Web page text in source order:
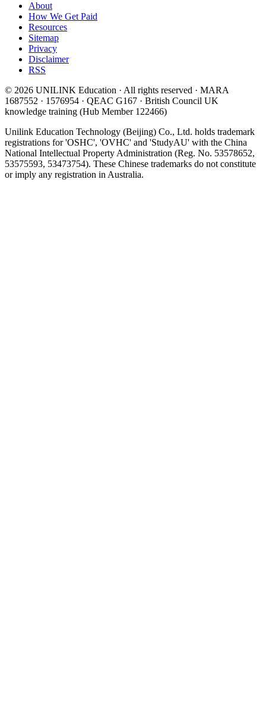
About
How We Get Paid
Resources
Sitemap
Privacy
Disclaimer
RSS
© 2026 UNILINK Education · All rights reserved · MARA
1687552 · 1576954 · QEAC G167 · British Council UK
knowledge training (Hub Member 122466)
Unilink Education Technology (Beijing) Co., Ltd. holds trademark
registrations for 'OSHC', 'OVHC' and 'StudyAU' with the China
National Intellectual Property Administration (Reg. No. 53578652,
53575593, 53473754). These Chinese trademarks do not constitute
or imply any registration in Australia.